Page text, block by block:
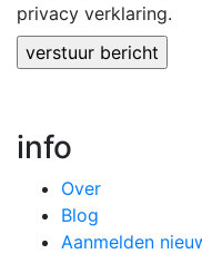
privacy verklaring.
Gelieve dit veld leeg
info
Over
Blog
Aanmelden